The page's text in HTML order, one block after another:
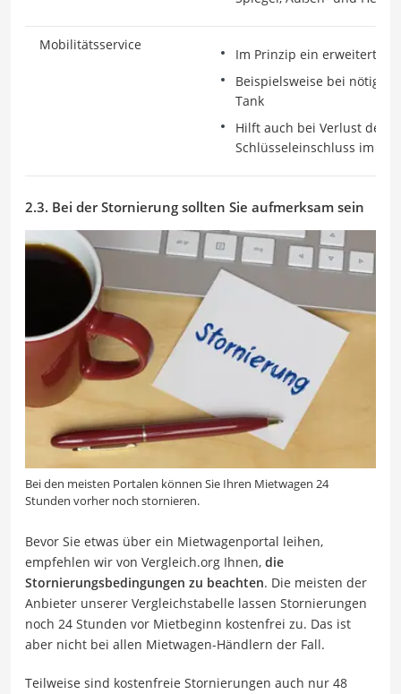
Mobilitätsservice
Im Prinzip ein erweiterter
Beispielsweise bei nötiger
Tank
Hilft auch bei Verlust des
Schlüsseleinschluss im
2.3. Bei der Stornierung sollten Sie aufmerksam sein
Bei den meisten Portalen können Sie Ihren Mietwagen 24
Stunden vorher noch stornieren.
Bevor Sie etwas über ein Mietwagenportal leihen,
empfehlen wir von Vergleich.org Ihnen, die
Stornierungsbedingungen zu beachten. Die meisten der
Anbieter unserer Vergleichstabelle lassen Stornierungen
noch 24 Stunden vor Mietbeginn kostenfrei zu. Das ist
aber nicht bei allen Mietwagen-Händlern der Fall.
Teilweise sind kostenfreie Stornierungen auch nur 48